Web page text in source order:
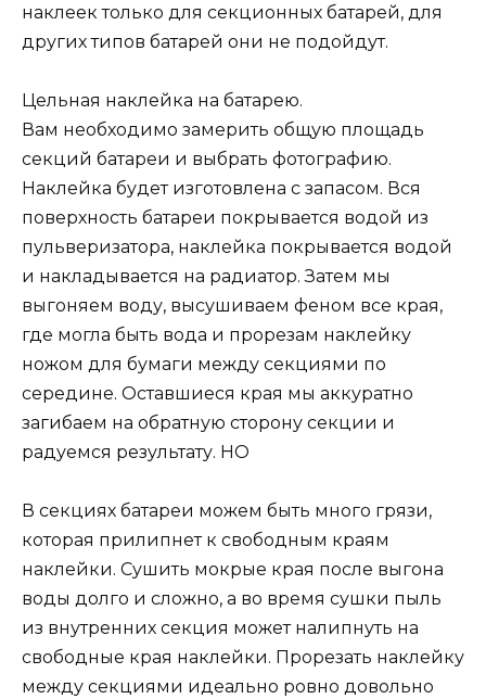
наклеек только для секционных батарей, для
других типов батарей они не подойдут.
Цельная наклейка на батарею.
Вам необходимо замерить общую площадь
секций батареи и выбрать фотографию.
Наклейка будет изготовлена с запасом. Вся
поверхность батареи покрывается водой из
пульверизатора, наклейка покрывается водой
и накладывается на радиатор. Затем мы
выгоняем воду, высушиваем феном все края,
где могла быть вода и прорезам наклейку
ножом для бумаги между секциями по
середине. Оставшиеся края мы аккуратно
загибаем на обратную сторону секции и
радуемся результату. НО
В секциях батареи можем быть много грязи,
которая прилипнет к свободным краям
наклейки. Сушить мокрые края после выгона
воды долго и сложно, а во время сушки пыль
из внутренних секция может налипнуть на
свободные края наклейки. Прорезать наклейку
между секциями идеально ровно довольно